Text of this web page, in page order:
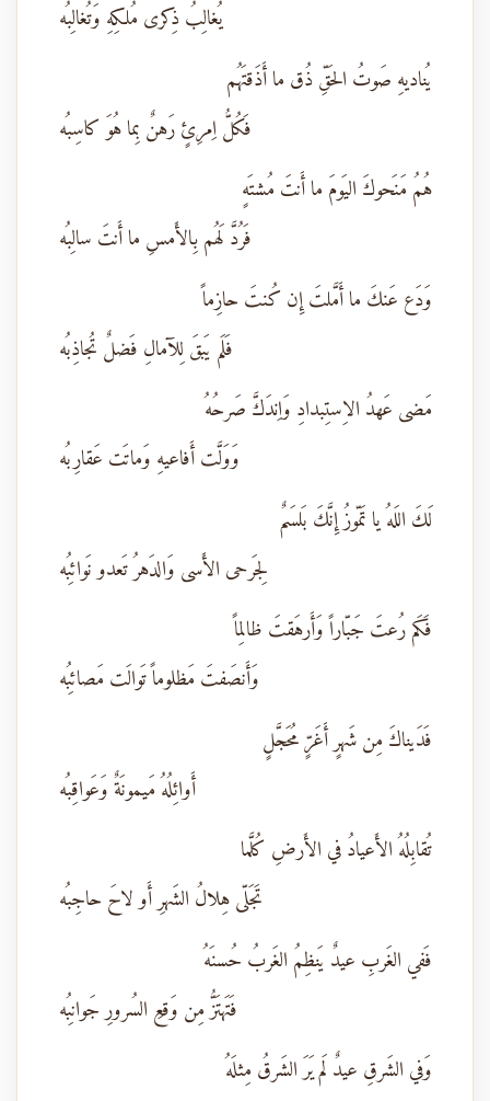
يُغالِبُ ذِكرى مُلكِهِ وَتُغالِبُه
يُناديهِ صَوتُ الحَقِّ ذُق ما أَذَقتَهُم
فَكُلُّ اِمرِئٍ رَهنٌ بِما هُوَ كاسِبُه
هُمُ مَنَحوكَ اليَومَ ما أَنتَ مُشتَهٍ
فَرُدَّ لَهُم بِالأَمسِ ما أَنتَ سالِبُه
وَدَع عَنكَ ما أَمَّلتَ إِن كُنتَ حازِماً
فَلَم يَبقَ لِلآمالِ فَضلٌ تُجاذِبُه
مَضى عَهدُ الاِستِبدادِ وَاِندَكَّ صَرحُهُ
وَوَلَّت أَفاعيهِ وَماتَت عَقارِبُه
لَكَ اللَهُ يا تَمّوزُ إِنَّكَ بَلسَمٌ
لِجَرحى الأَسى وَالدَهرُ تَعدو نَوائِبُه
فَكَم رُعتَ جَبّاراً وَأَرهَقتَ ظالِماً
وَأَنصَفتَ مَظلوماً تَوالَت مَصائِبُه
فَدَيناكَ مِن شَهرٍ أَغَرٍّ مُحَجَّلٍ
أَوائِلُهُ مَيمونَةٌ وَعَواقِبُه
تُقابِلُهُ الأَعيادُ في الأَرضِ كُلَّما
تَجَلّى هِلالُ الشَهرِ أَو لاحَ حاجِبُه
فَفي الغَربِ عيدٌ يَنظِمُ الغَربُ حُسنَهُ
فَتَهتَزُّ مِن وَقعِ السُرورِ جَوانِبُه
وَفي الشَرقِ عيدٌ لَم يَرَ الشَرقُ مِثلَهُ